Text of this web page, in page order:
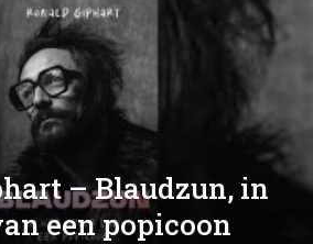
– Blaudzun, in
een popicoon